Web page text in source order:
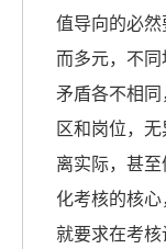
值导向的必
而多元，不
矛盾各不相
区和岗位，
离实际，甚至
化考核的核
就要求在考